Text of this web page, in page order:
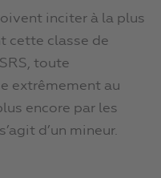
inciter à la plus
cette classe de
toute
extrêmement au
encore par les
d’un mineur.